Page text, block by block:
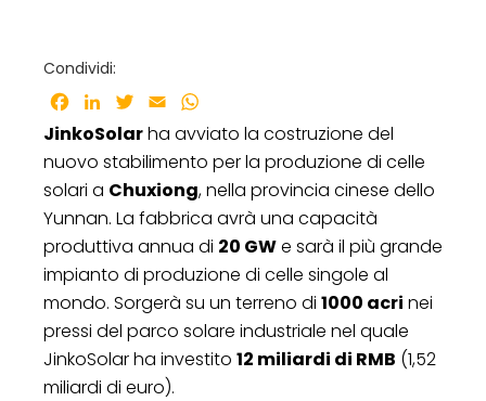
Condividi:
Facebook
LinkedInTwitter
Email
JinkoSolarha avviato la costruzione del
nuovo stabilimento per la produzione di celle
solari a Chuxiong, nella provincia cinese dello
Yunnan. La fabbrica avrà una capacità
produttiva annua di 20 GWe sarà il più grande
impianto di produzione di celle singole al
mondo. Sorgerà su un terreno di 1000 acri nei
pressi del parco solare industriale nel quale
JinkoSolar ha investito 12 miliardi di RMB (1,52
miliardi di euro).